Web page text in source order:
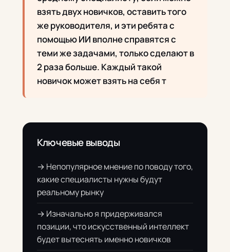
взять двух новичков, оставить того
же руководителя, и эти ребята с
помощью ИИ вполне справятся с
теми же задачами, только сделают в
2 раза больше. Каждый такой
новичок может взять на себя т
Ключевые выводы
→ Непопулярное мнение по поводу того,
какие специалисты нужны будут
реальному рынку
→ Изначально я придерживался
позиции, что искусственный интеллект
будет вытеснять именно новичков